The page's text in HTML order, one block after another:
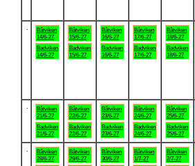
Båtviken
14/6-27
Badviken
14/6-27
Båtviken
15/6-27
Badviken
15/6-27
Båtviken
16/6-27
Badviken
16/6-27
Båtviken
17/6-27
Badviken
17/6-27
Båtviken
18/6-27
Badviken
18/6-27
Båtviken
21/6-27
Badviken
21/6-27
Båtviken
22/6-27
Badviken
22/6-27
Båtviken
23/6-27
Badviken
23/6-27
Båtviken
24/6-27
Badviken
24/6-27
Båtviken
25/6-27
Badviken
25/6-27
Båtviken
28/6-27
Båtviken
29/6-27
Båtviken
30/6-27
Båtviken
1/7-27
Båtviken
2/7-27